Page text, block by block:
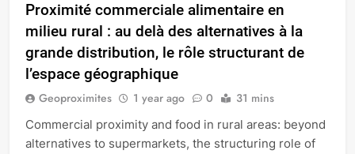
Proximité commerciale alimentaire en
milieu rural : au delà des alternatives à la
grande distribution, le rôle structurant de
l’espace géographique
Geoproximites 1 year ago 0 31 mins
Commercial proximity and food in rural areas: beyond
alternatives to supermarkets, the structuring role of